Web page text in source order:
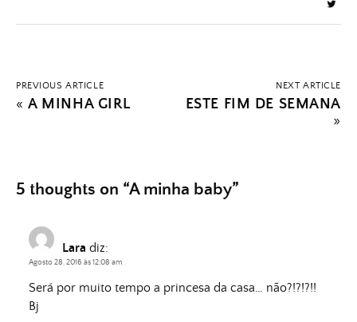
PREVIOUS ARTICLE
«A MINHA GIRL
NEXT ARTICLE
ESTE FIM DE SEMANA
»
5 thoughts on “A minha baby”
Lara diz:
Agosto 28, 2016 às 12:08 am
Será por muito tempo a princesa da casa… não?!?!?!!
Bj